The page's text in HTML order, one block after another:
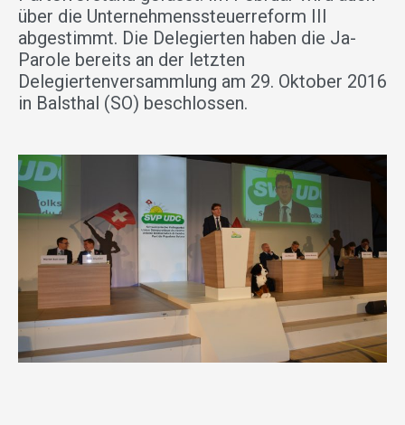
über die Unternehmenssteuerreform III
abgestimmt. Die Delegierten haben die Ja-
Parole bereits an der letzten
Delegiertenversammlung am 29. Oktober 2016
in Balsthal (SO) beschlossen.